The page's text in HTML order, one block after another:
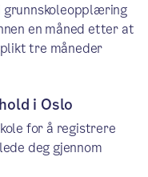
grunnskoleopplæring
en måned etter at
tre måneder
i Oslo
for å registrere
deg gjennom